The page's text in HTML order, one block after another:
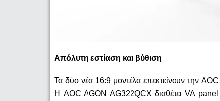
Απόλυτη εστίαση και βύθιση
Τα δύο νέα 16:9 μοντέλα επεκτείνουν τηνAOC
Η AOC AGON AG322QCX διαθέτειVA panel